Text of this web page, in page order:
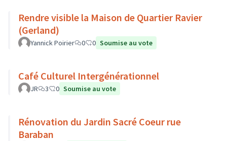
Rendre visible la Maison de Quartier Ravier
(Gerland)
Yannick Poirier 0 0 Soumise au vote
Café Culturel Intergénérationnel
JR 3 0 Soumise au vote
Rénovation du Jardin Sacré Coeur rue
Baraban